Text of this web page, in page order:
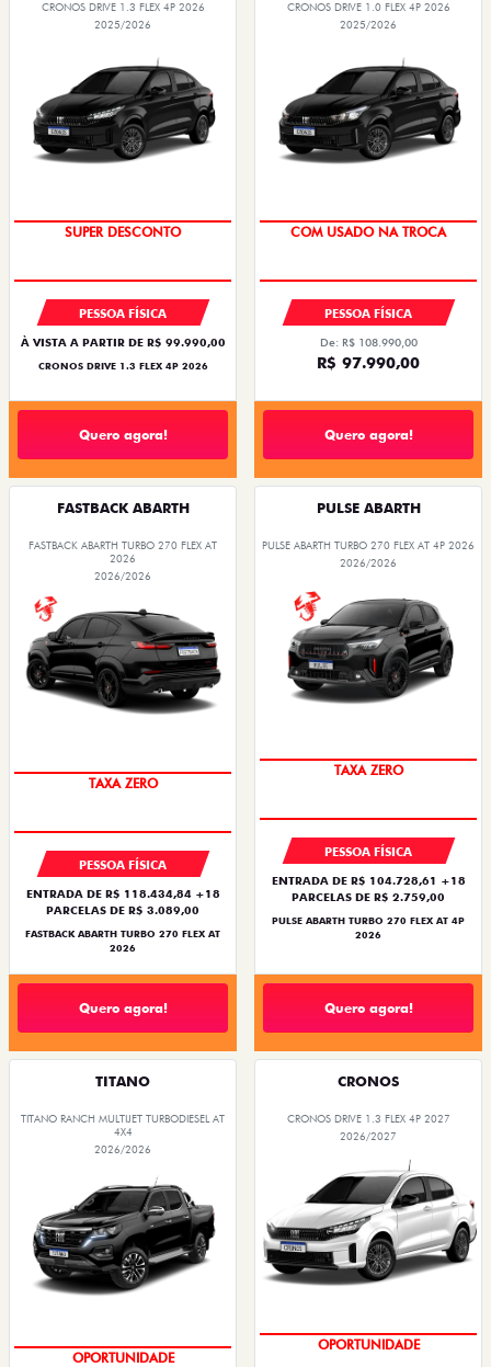
CRONOS DRIVE 1.3 FLEX 4P 2026
2025/2026
SUPER DESCONTO
PESSOA FÍSICA
À VISTA A PARTIR DE R$ 99.990,00
CRONOS DRIVE 1.3 FLEX 4P 2026
Quero agora!
CRONOS DRIVE 1.0 FLEX 4P 2026
2025/2026
COM USADO NA TROCA
PESSOA FÍSICA
De: R$ 108.990,00
R$ 97.990,00
Quero agora!
FASTBACK ABARTH
FASTBACK ABARTH TURBO 270 FLEX AT
2026
2026/2026
TAXA ZERO
PESSOA FÍSICA
ENTRADA DE R$ 118.434,84 +18
PARCELAS DE R$ 3.089,00
FASTBACK ABARTH TURBO 270 FLEX AT
2026
Quero agora!
PULSE ABARTH
PULSE ABARTH TURBO 270 FLEX AT 4P 2026
2026/2026
TAXA ZERO
PESSOA FÍSICA
ENTRADA DE R$ 104.728,61 +18
PARCELAS DE R$ 2.759,00
PULSE ABARTH TURBO 270 FLEX AT 4P
2026
Quero agora!
TITANO
TITANO RANCH MULTIJET TURBODIESEL AT
4X4
2026/2026
OPORTUNIDADE
CRONOS
CRONOS DRIVE 1.3 FLEX 4P 2027
2026/2027
OPORTUNIDADE